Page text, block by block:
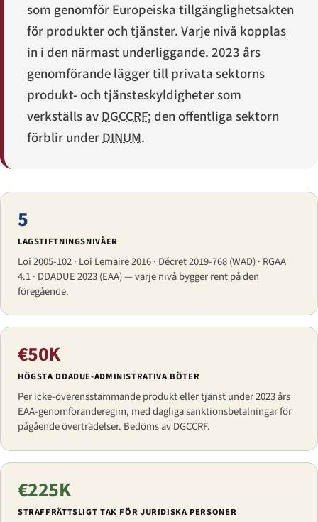
som genomför Europeiska tillgänglighetsakten
för produkter och tjänster. Varje nivå kopplas
in i den närmast underliggande. 2023 års
genomförande lägger till privata sektorns
produkt- och tjänsteskyldigheter som
verkställs avDGCCRF; den offentliga sektorn
förblir underDINUM.
5
LAGSTIFTNINGSNIVÅER
Loi 2005-102 · Loi Lemaire 2016 · Décret 2019-768 (WAD) · RGAA
4.1 · DDADUE 2023 (EAA) — varje nivå bygger rent på den
föregående.
€50K
HÖGSTA DDADUE-ADMINISTRATIVA BÖTER
Per icke-överensstämmande produkt eller tjänst under 2023 års
EAA-genomföranderegim, med dagliga sanktionsbetalningar för
pågående överträdelser. Bedöms av DGCCRF.
€225K
STRAFFRÄTTSLIGT TAK FÖR JURIDISKA PERSONER